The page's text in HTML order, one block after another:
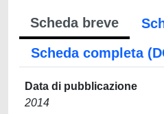
Scheda breve
Scheda completa
Data di pubblicazione
2014